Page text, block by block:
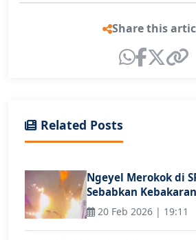
Share this
Related Posts
Ngeyel Merokok di
Sebabkan
20 Feb 2026 | 19:11